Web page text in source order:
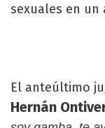
sexuales en un
El anteúltimo
Hernán